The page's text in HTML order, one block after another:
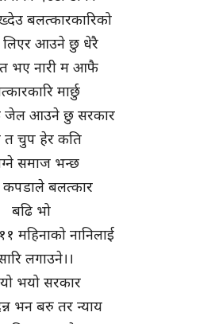
बलत्कारकारिको
लिएर आउने छु धेरै
भए नारी म आफै
मार्छु
आउने छु सरकार
चुप हेर कति
समाज भन्छ
कपडाले बलत्कार
बढि भो
महिनाको नानिलाई
लगाउने।।
भयो सरकार
भन बरु तर न्याय